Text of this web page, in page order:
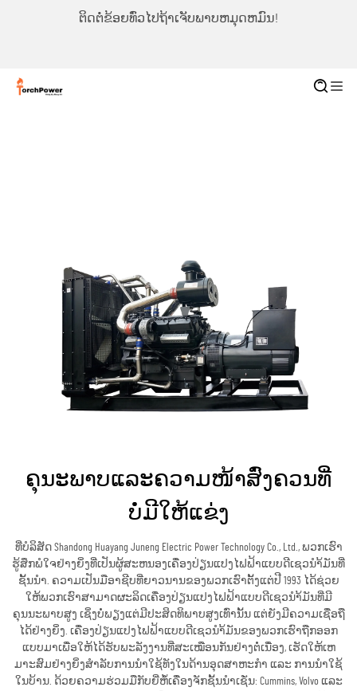
ຕິດຕໍ່ຂ້ອຍທົ່ວໄປຖ້າເຈັບພາບຫມຸດຫມົນ!
ຄຸນະພາບແລະຄວາມໜ້າສົ່ງຄວນທີ່
ບໍ່ມີໃຫ້ແຂ່ງ
ທີ່ບໍລິສັດ Shandong Huayang Juneng Electric Power Technology Co., Ltd., ພວກເຮົາ
ຮູ້ສຶກພໍໃຈຢ່າງຍິ່ງທີ່ເປັນຜູ້ສະຫນອງເຄື່ອງປ່ຽນແປງໄຟຟ້າແບບດີເຊວນຳ້ມັນທີ່
ຊັ້ນນຳ. ຄວາມເປັນມືອາຊີບທີ່ຍາວນານຂອງພວກເຮົາຕັ້ງແຕ່ປີ 1993 ໄດ້ຊ່ວຍ
ໃຫ້ພວກເຮົາສາມາດຜະລິດເຄື່ອງປ່ຽນແປງໄຟຟ້າແບບດີເຊວນຳ້ມັນທີ່ມີ
ຄຸນນະພາບສູງ ເຊິ່ງບໍ່ພຽງແຕ່ມີປະສິດທິພາບສູງເທົ່ານັ້ນ ແຕ່ຍັງມີຄວາມເຊື່ອຖື
ໄດ້ຢ່າງຍິ່ງ. ເຄື່ອງປ່ຽນແປງໄຟຟ້າແບບດີເຊວນຳ້ມັນຂອງພວກເຮົາຖືກອອກ
ແບບມາເພື່ອໃຫ້ໄດ້ຮັບພະລັງງານທີ່ສະເໝືອນກັນຢ່າງຕໍ່ເນື່ອງ, ເຮັດໃຫ້ເຫ
ມາະສົມຢ່າງຍິ່ງສຳລັບການນຳໃຊ້ທັງໃນດ້ານອຸດສາຫະກຳ ແລະ ການນຳໃຊ້
ໃນບ້ານ. ດ້ວຍຄວາມຮ່ວມມືກັບຍີ່ຫໍ້ເຄື່ອງຈັກຊັ້ນນຳເຊັ່ນ: Cummins, Volvo ແລະ